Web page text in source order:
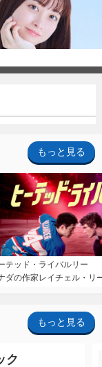
もっと見る
テッド・ライバルリー
ダの作家レイチェル・リ
もっと見る
ク